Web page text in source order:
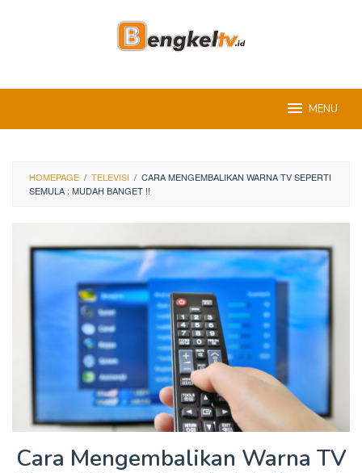
MENU
HOMEPAGE / TELEVISI / CARA MENGEMBALIKAN WARNA TV SEPERTI
SEMULA : MUDAH BANGET !!
Cara Mengembalikan Warna TV